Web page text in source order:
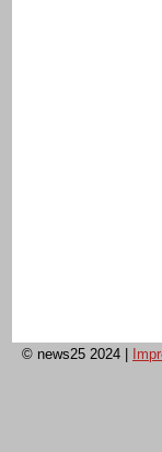
© news25 2024